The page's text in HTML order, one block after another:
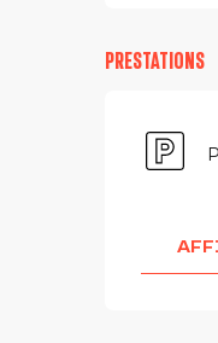
PRESTATIONS